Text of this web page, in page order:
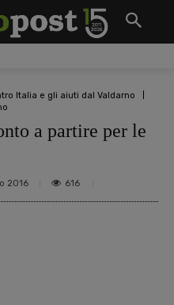
Italia e gli aiuti dal Valdarno
a partire per le
2016 616